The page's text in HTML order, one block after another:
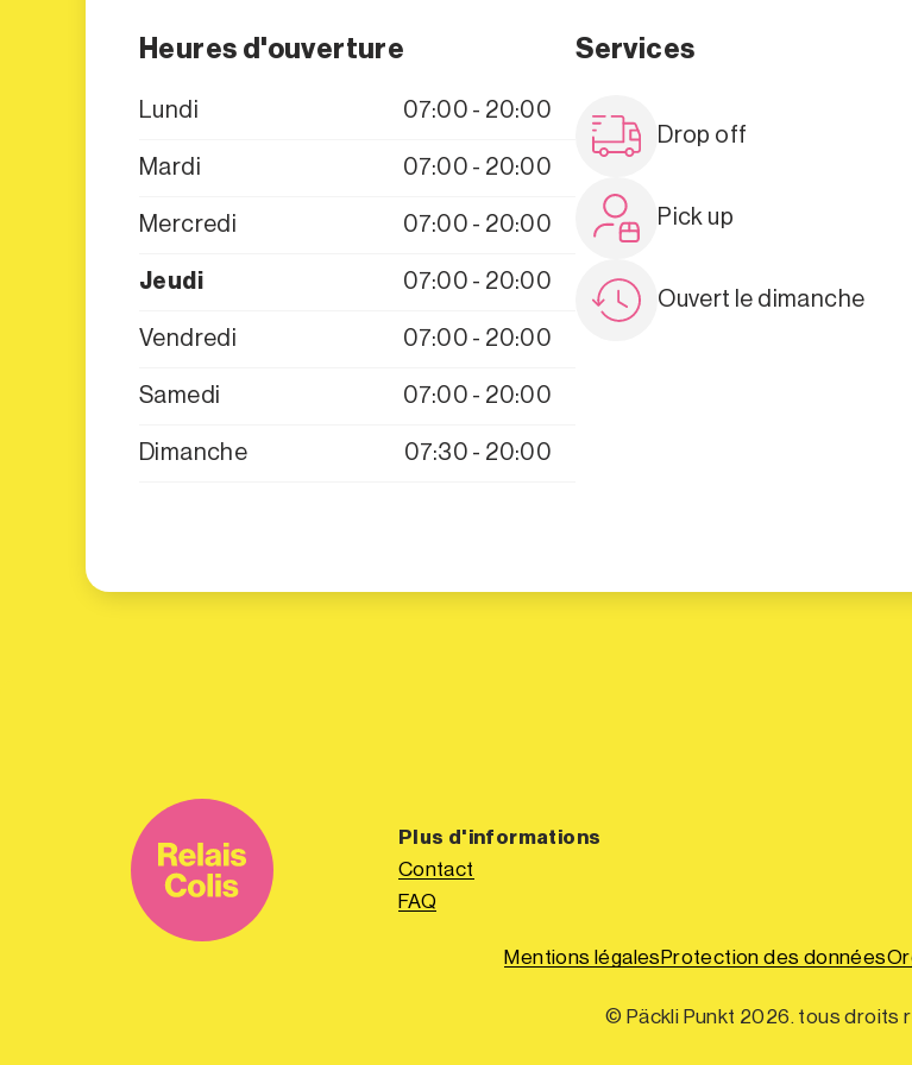
Heures d'ouverture
Lundi 07:00 - 20:00
Mardi 07:00 - 20:00
Mercredi 07:00 - 20:00
Jeudi 07:00 - 20:00
Vendredi 07:00 - 20:00
Samedi 07:00 - 20:00
Dimanche 07:30 - 20:00
Services
Drop off
Pick up
Ouvert le dimanche
Plus d'informations
Contact
FAQ
Mentions légales Protection des données
© Päckli Punkt 2026. tous droits